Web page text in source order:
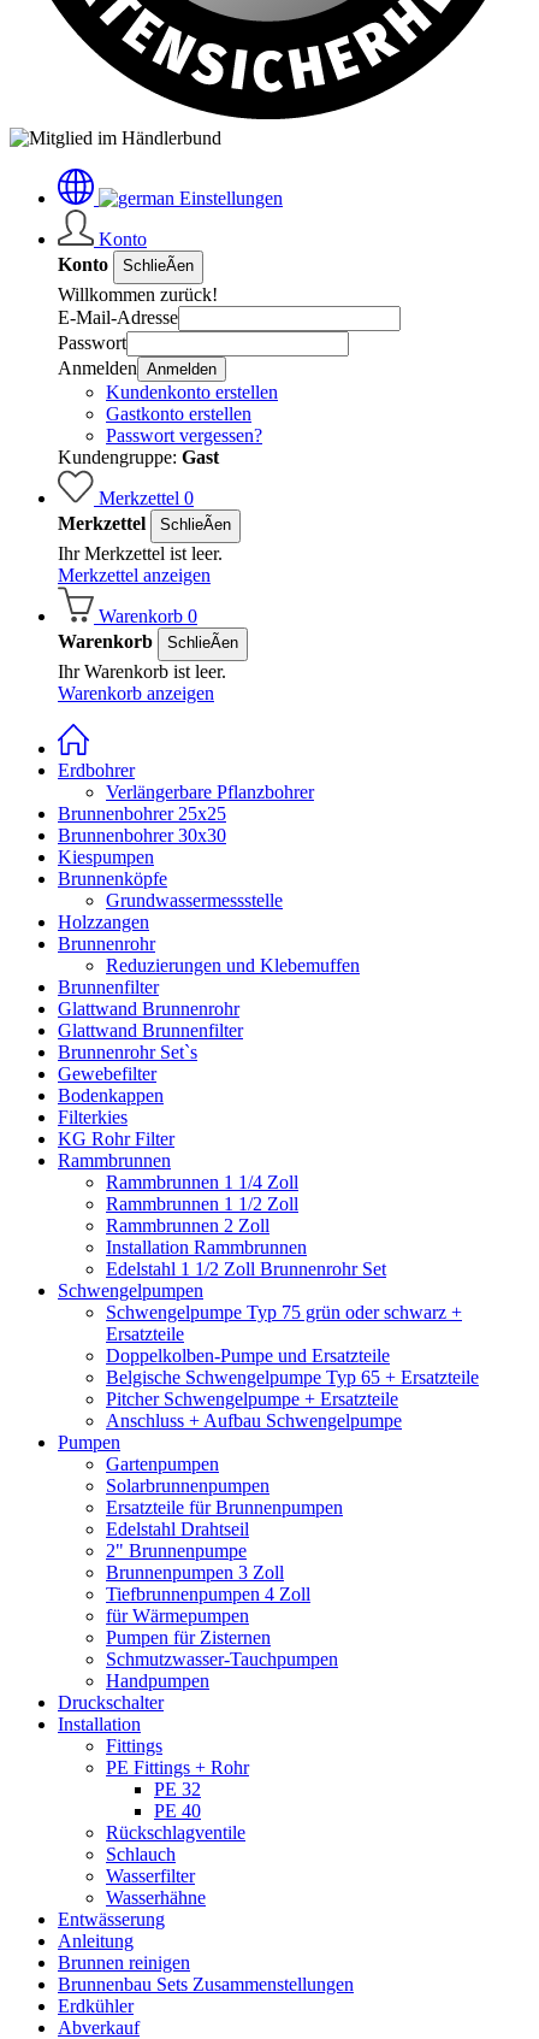
Einstellungen
Konto
Konto
SchlieÃen
Willkommen zurück!
E-Mail-Adresse
Passwort
Anmelden Anmelden
Kundenkonto erstellen
Gastkonto erstellen
Passwort vergessen?
Kundengruppe: Gast
Merkzettel 0
Merkzettel
SchlieÃen
Ihr Merkzettel ist leer.
Merkzettel anzeigen
Warenkorb 0
Warenkorb
SchlieÃen
Ihr Warenkorb ist leer.
Warenkorb anzeigen
Erdbohrer
Verlängerbare Pflanzbohrer
Brunnenbohrer 25x25
Brunnenbohrer 30x30
Kiespumpen
Brunnenköpfe
Grundwassermessstelle
Holzzangen
Brunnenrohr
Reduzierungen und Klebemuffen
Brunnenfilter
Glattwand Brunnenrohr
Glattwand Brunnenfilter
Brunnenrohr Set`s
Gewebefilter
Bodenkappen
Filterkies
KG Rohr Filter
Rammbrunnen
Rammbrunnen 1 1/4 Zoll
Rammbrunnen 1 1/2 Zoll
Rammbrunnen 2 Zoll
Installation Rammbrunnen
Edelstahl 1 1/2 Zoll Brunnenrohr Set
Schwengelpumpen
Schwengelpumpe Typ 75 grün oder schwarz +
Ersatzteile
Doppelkolben-Pumpe und Ersatzteile
Belgische Schwengelpumpe Typ 65 + Ersatzteile
Pitcher Schwengelpumpe + Ersatzteile
Anschluss + Aufbau Schwengelpumpe
Pumpen
Gartenpumpen
Solarbrunnenpumpen
Ersatzteile für Brunnenpumpen
Edelstahl Drahtseil
2" Brunnenpumpe
Brunnenpumpen 3 Zoll
Tiefbrunnenpumpen 4 Zoll
für Wärmepumpen
Pumpen für Zisternen
Schmutzwasser-Tauchpumpen
Handpumpen
Druckschalter
Installation
Fittings
PE Fittings + Rohr
PE 32
PE 40
Rückschlagventile
Schlauch
Wasserfilter
Wasserhähne
Entwässerung
Anleitung
Brunnen reinigen
Brunnenbau Sets Zusammenstellungen
Erdkühler
Abverkauf